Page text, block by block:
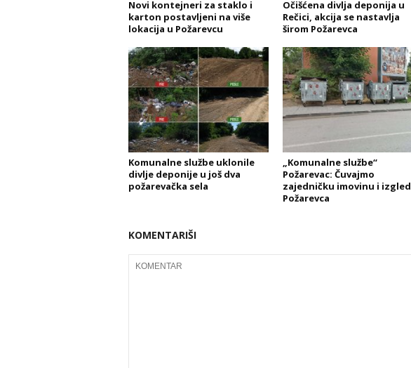
Novi kontejneri za staklo i
karton postavljeni na više
lokacija u Požarevcu
Očišćena divlja deponija u
Rečici, akcija se nastavlja
širom Požarevca
Komunalne službe uklonile
divlje deponije u još dva
požarevačka sela
„Komunalne službe“
Požarevac: Čuvajmo
zajedničku imovinu i izgled
Požarevca
KOMENTARIŠI